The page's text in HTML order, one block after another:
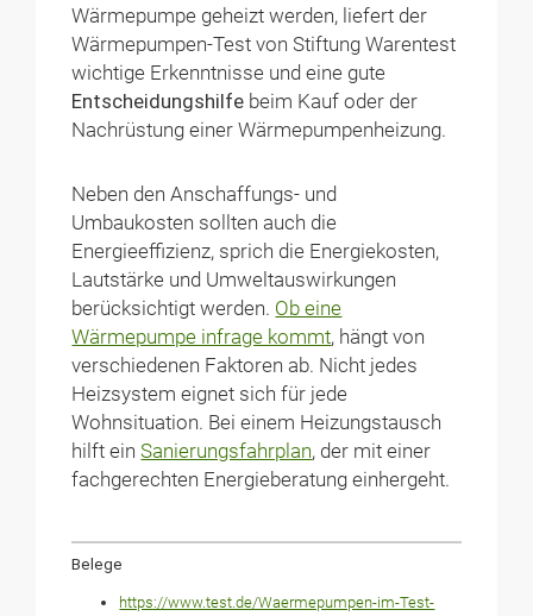
Wärmepumpe geheizt werden, liefert der
Wärmepumpen-Test von Stiftung Warentest
wichtige Erkenntnisse und eine gute
Entscheidungshilfe beim Kauf oder der
Nachrüstung einer Wärmepumpenheizung.
Neben den Anschaffungs- und
Umbaukosten sollten auch die
Energieeffizienz, sprich die Energiekosten,
Lautstärke und Umweltauswirkungen
berücksichtigt werden. Ob eine
Wärmepumpe infrage kommt, hängt von
verschiedenen Faktoren ab. Nicht jedes
Heizsystem eignet sich für jede
Wohnsituation. Bei einem Heizungstausch
hilft einSanierungsfahrplan, der mit einer
fachgerechten Energieberatung einhergeht.
Belege
https://www.test.de/Waermepumpen-im-Test-